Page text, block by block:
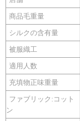
商品毛重量
シルクの含有量
被服織工
適用人数
充填物正味重量
ファブリック:コット
ン